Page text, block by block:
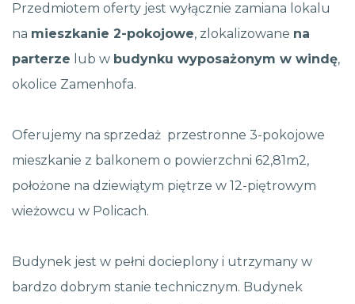
Przedmiotem oferty jest wyłącznie zamiana lokalu
na mieszkanie 2-pokojowe, zlokalizowane na
parterze lub w budynku wyposażonym w windę,
okolice Zamenhofa.
Oferujemy na sprzedaż przestronne 3-pokojowe
mieszkanie z balkonem o powierzchni 62,81m2,
położone na dziewiątym piętrze w 12-piętrowym
wieżowcu w Policach.
Budynek jest w pełni docieplony i utrzymany w
bardzo dobrym stanie technicznym. Budynek